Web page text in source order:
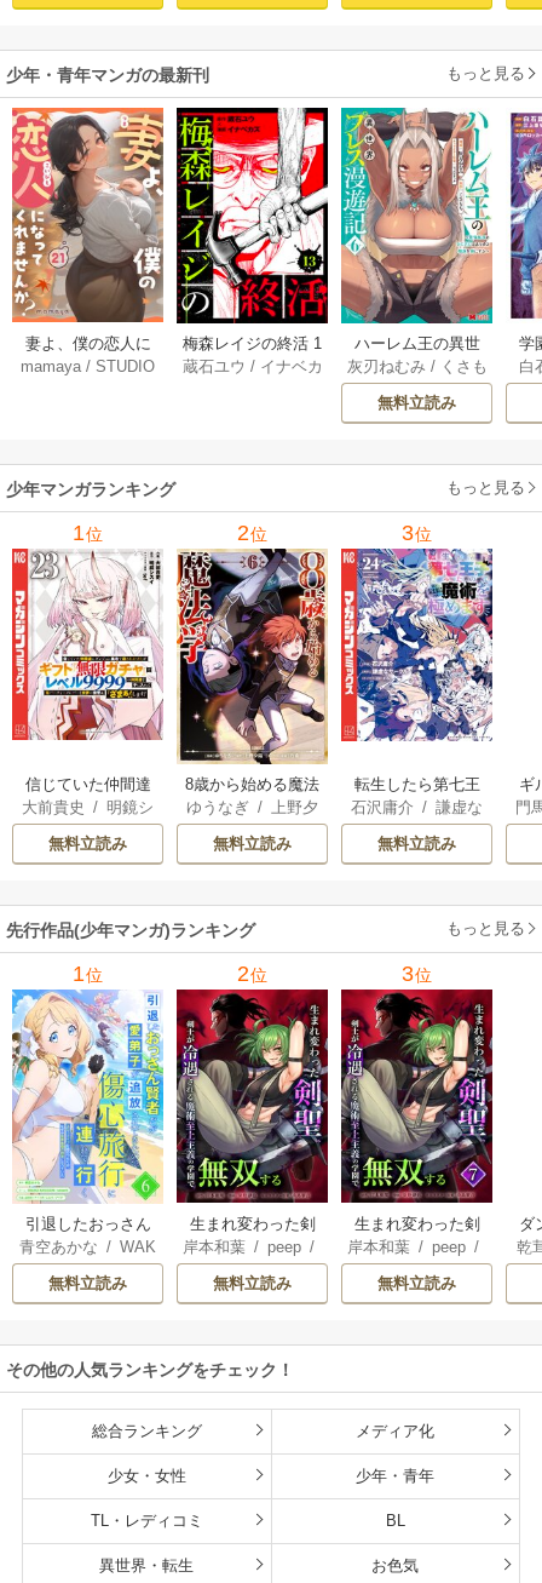
ミック） 1巻
（コミック） ： 1
少年・青年マンガの最新刊 もっと見る
妻よ、僕の恋人に
なってくれません
mamaya /STUDIO
梅森レイジの終活 1
3巻
蔵石ユウ / イナベカ
ハーレム王の異世
界プレス漫遊記 ～
最強無双のおじさ
んはあらゆる種族
ミック） 6巻
灰刃ねむみ / くさも
ち
無料立読み
学
ア
（
白
少年マンガランキング もっと見る
1位
信じていた仲間達
にダンジョン奥地
で殺されかけたが
ギフト『無限ガチ
の仲間達を手に入
れて元パーティー
メンバーと世界に
復讐＆『ざま
ぁ！』します！
大前貴史 / 明鏡シ
スイ/tef
無料立読み
2位
8歳から始める魔法
学
ゆうなぎ /
上野夕
陽/乃希
無料立読み
3位
転生したら第七王
子だったので、気
ままに魔術を極め
ます
石沢庸介 /謙虚な
サークル/メル。
無料立読み
ギ
門
先行作品(少年マンガ)ランキング もっと見る
1位
引退したおっさん
賢者だが愛弟子が
追放されてきたの
で傷心旅行に連れ
イフな旅のつもり
が、なぜか世界最
強の師弟になって
版】
青空あかな /WAK
ANA KURAGUCHI
pallet/アイラ
listaSTUDIO
無料立読み
2位
生まれ変わった剣
聖、剣士が冷遇さ
れる魔術至上主義
の学園で無双する
岸本和葉/ peep/
染野静也/桑島黎
/taskey STUDI
無料立読み
3位
生まれ変わった剣
聖、剣士が冷遇さ
れる魔術至上主義
の学園で無双する
岸本和葉/ peep/
染野静也/桑島黎
/taskey STUDI
無料立読み
ダ
込
乾
庫
その他の人気ランキングをチェック！
総合ランキング メディア化
少女・女性 少年・青年
TL・レディコミ BL
異世界・転生 お色気